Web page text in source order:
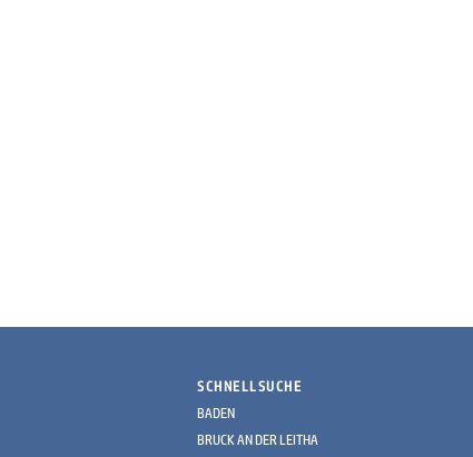
SCHNELLSUCHE
BADEN
BRUCK AN DER LEITHA